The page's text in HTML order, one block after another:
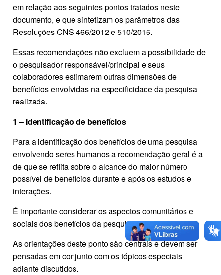
em relação aos seguintes pontos tratados neste
documento, e que sintetizam os parâmetros das
Resoluções CNS 466/2012 e 510/2016.
Essas recomendações não excluem a possibilidade de
o pesquisador responsável/principal e seus
colaboradores estimarem outras dimensões de
benefícios envolvidas na especificidade da pesquisa
realizada.
1 – Identificação de benefícios
Para a identificação dos benefícios de uma pesquisa
envolvendo seres humanos a recomendação geral é a
de que se reflita sobre o alcance do maior número
possível de benefícios durante e após os estudos e
interações.
É importante considerar os aspectos comunitários e
sociais dos benefícios da pesquisa.
As orientações deste ponto são centrais e devem ser
pensadas em conjunto com os tópicos especiais
adiante discutidos.